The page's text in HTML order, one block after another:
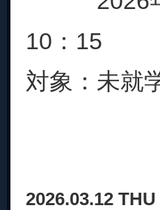
10：15
対象：未就
2026.03.12 THU